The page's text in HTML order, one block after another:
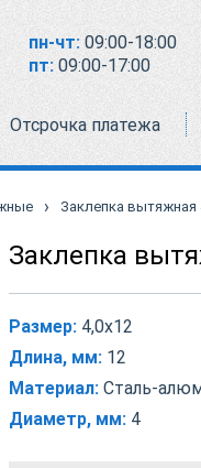
пн-чт: 09:00-18:00
пт: 09:00-17:00
Отсрочка платежа
› Заклепка вытяжная
Заклепка
Размер: 4,0х12
Длина, мм: 12
Материал: Сталь-
Диаметр, мм: 4